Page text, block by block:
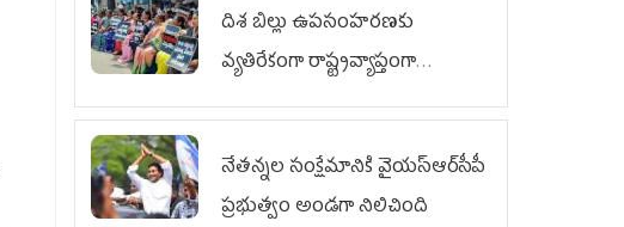
దిశ బిల్లు ఉపసంహరణకు
వ్యతిరేకంగా రాష్ట్రవ్యాప్తంగా
వైయ‌స్ఆర్‌సీపీ మహిళా విభాగం
నేతన్నల సంక్షేమానికి వైయ‌స్ఆర్‌సీపీ
ప్రభుత్వం అండగా నిలిచింది